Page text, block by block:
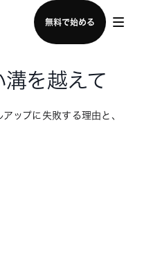
無料で始める
い合わせる
を越えて
ップに失敗する理由と、